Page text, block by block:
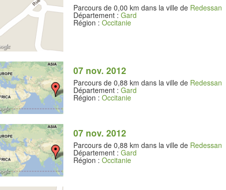
Parcours de 0,00 km dans la ville de Redessan
Département : Gard
Région : Occitanie
07 nov. 2012
Parcours de 0,88 km dans la ville de Redessan
Département : Gard
Région : Occitanie
07 nov. 2012
Parcours de 0,88 km dans la ville de Redessan
Département : Gard
Région : Occitanie